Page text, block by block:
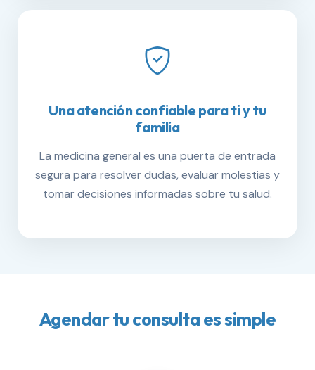
Una atención confiable para ti y tu
familia
La medicina general es una puerta de entrada
segura para resolver dudas, evaluar molestias y
tomar decisiones informadas sobre tu salud.
Agendar tu consulta es simple